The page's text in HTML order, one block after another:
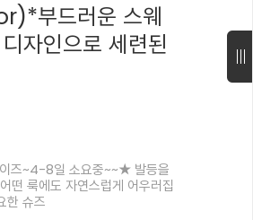
부드러운 스웨
자인으로 세련된
즈~4-8일 소요중~~★ 발등을
떤 룩에도 자연스럽게 어우러집
한 슈즈